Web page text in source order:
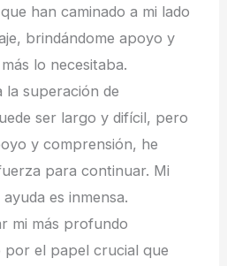
han caminado a mi lado
brindándome apoyo y
lo necesitaba.
la superación de
ser largo y difícil, pero
y comprensión, he
para continuar. Mi
es inmensa.
mi más profundo
por el papel crucial que